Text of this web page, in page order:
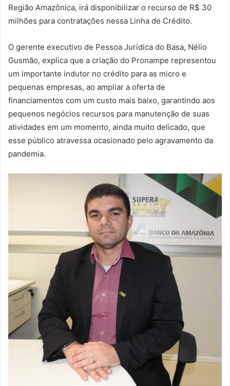
Região Amazônica, irá disponibilizar o recurso de R$ 30
milhões para contratações nessa Linha de Crédito.
O gerente executivo de Pessoa Jurídica do Basa, Nélio
Gusmão, explica que a criação do Pronampe representou
um importante indutor no crédito para as micro e
pequenas empresas, ao ampliar a oferta de
financiamentos com um custo mais baixo, garantindo aos
pequenos negócios recursos para manutenção de suas
atividades em um momento, ainda muito delicado, que
esse público atravessa ocasionado pelo agravamento da
pandemia.